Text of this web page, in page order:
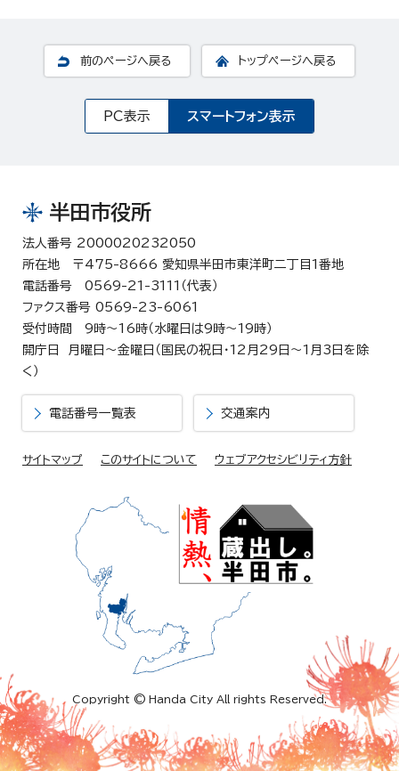
前のページへ戻る トップページへ戻る
PC表示 スマートフォン表示
半田市役所
法人番号 2000020232050
所在地 〒475-8666 愛知県半田市東洋町二丁目1番地
電話番号 0569-21-3111（代表）
ファクス番号 0569-23-6061
受付時間 9時～16時（水曜日は9時～19時）
開庁日 月曜日～金曜日（国民の祝日・12月29日～1月3日を除
く）
電話番号一覧表 交通案内
サイトマップ このサイトについて ウェブアクセシビリティ方針
Copyright © Handa City All rights Reserved.